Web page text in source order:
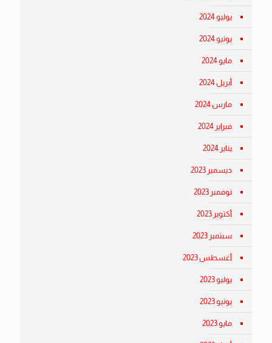
يوليو 2024
يونيو 2024
مايو 2024
أبريل 2024
مارس 2024
فبراير 2024
يناير 2024
ديسمبر 2023
نوفمبر 2023
أكتوبر 2023
سبتمبر 2023
أغسطس 2023
يوليو 2023
يونيو 2023
مايو 2023